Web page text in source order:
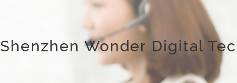
Shenzhen Wonder Digital